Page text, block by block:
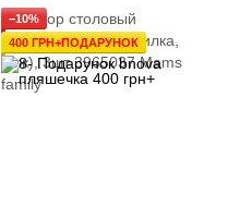
−10%
400 ГРН+ПОДАРУНОК